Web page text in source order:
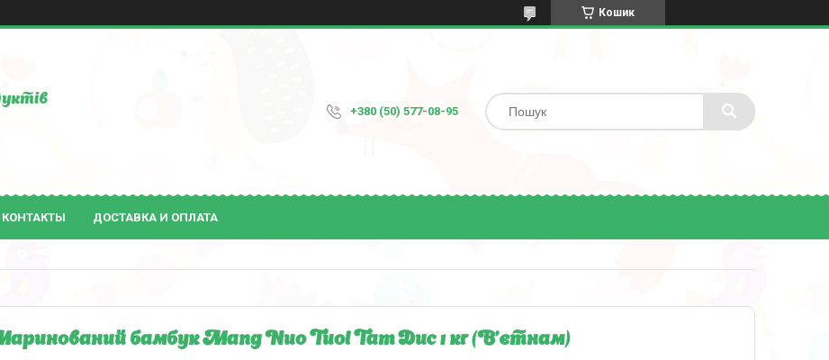
Кошик
+380 (50) 577-08-95
КОНТАКТЫ ДОСТАВКА И ОПЛАТА
бамбук Mang Nuo Tuoi Tam Duc 1 кг (В'єтнам)